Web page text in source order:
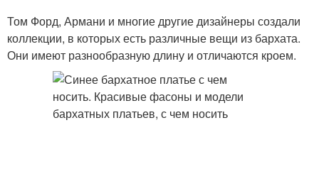
Том Форд, Армани и многие другие дизайнеры создали
коллекции, в которых есть различные вещи из бархата.
Они имеют разнообразную длину и отличаются кроем.